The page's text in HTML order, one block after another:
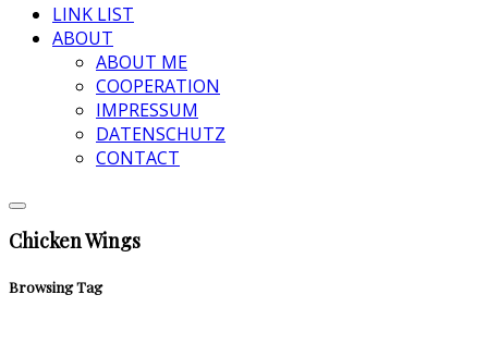
LINK LIST
ABOUT
ABOUT ME
COOPERATION
IMPRESSUM
DATENSCHUTZ
CONTACT
Chicken Wings
Browsing Tag